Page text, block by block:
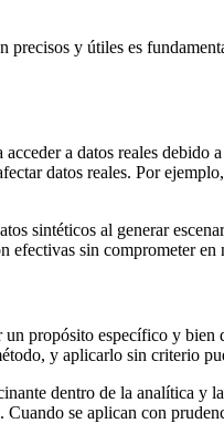
y útiles es
a datos reales
datos reales. Por
sintéticos al generar
efectivas sin comprometer
propósito específico y
y aplicarlo sin criterio
dentro de la analítica
se aplican con